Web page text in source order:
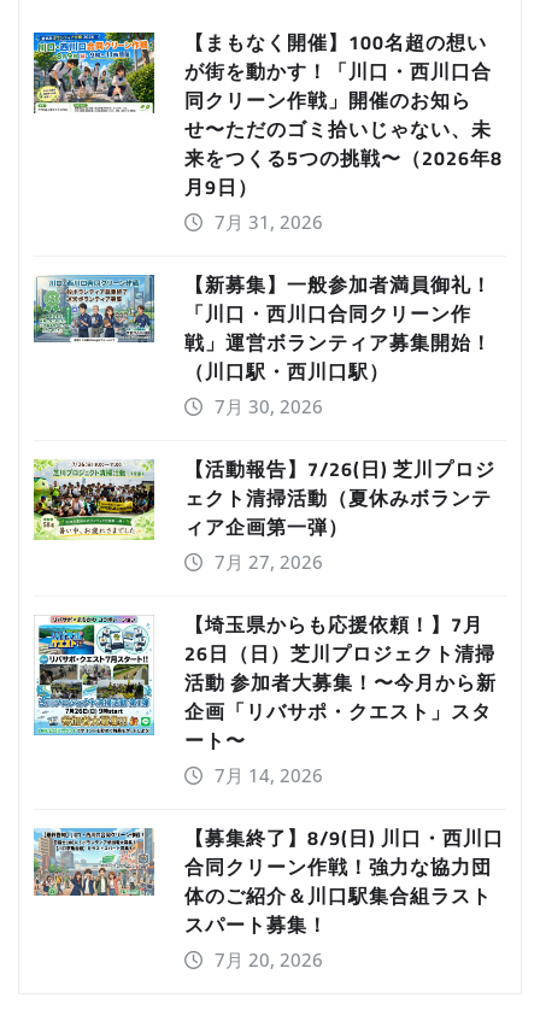
【まもなく開催】100名超の想い
が街を動かす！「川口・西川口合
同クリーン作戦」開催のお知ら
せ〜ただのゴミ拾いじゃない、未
来をつくる5つの挑戦〜（2026年8
月9日）
7月 31, 2026
【新募集】一般参加者満員御礼！
「川口・西川口合同クリーン作
戦」運営ボランティア募集開始！
（川口駅・西川口駅）
7月 30, 2026
【活動報告】7/26(日) 芝川プロジ
ェクト清掃活動（夏休みボランテ
ィア企画第一弾）
7月 27, 2026
【埼玉県からも応援依頼！】7月
26日（日）芝川プロジェクト清掃
活動 参加者大募集！〜今月から新
企画「リバサポ・クエスト」スタ
ート〜
7月 14, 2026
【募集終了】8/9(日) 川口・西川口
合同クリーン作戦！強力な協力団
体のご紹介＆川口駅集合組ラスト
スパート募集！
7月 20, 2026